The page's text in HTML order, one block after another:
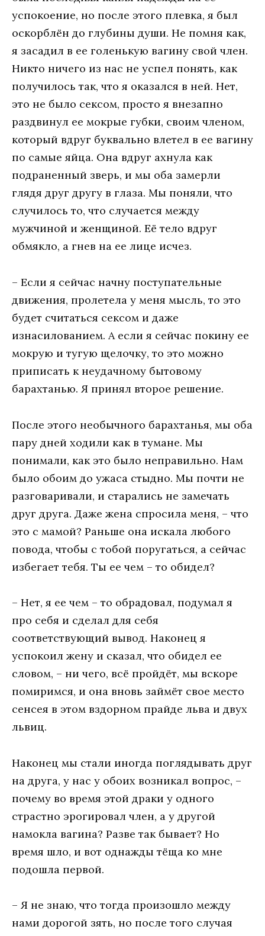
успокоение, но после этого плевка, я был
оскорблён до глубины души. Не помня как,
я засадил в ее голенькую вагину свой член.
Никто ничего из нас не успел понять, как
получилось так, что я оказался в ней. Нет,
это не было сексом, просто я внезапно
раздвинул ее мокрые губки, своим членом,
который вдруг буквально влетел в ее вагину
по самые яйца. Она вдруг ахнула как
подраненный зверь, и мы оба замерли
глядя друг другу в глаза. Мы поняли, что
случилось то, что случается между
мужчиной и женщиной. Её тело вдруг
обмякло, а гнев на ее лице исчез.
– Если я сейчас начну поступательные
движения, пролетела у меня мысль, то это
будет считаться сексом и даже
изнасилованием. А если я сейчас покину ее
мокрую и тугую щелочку, то это можно
приписать к неудачному бытовому
барахтанью. Я принял второе решение.
После этого необычного барахтанья, мы оба
пару дней ходили как в тумане. Мы
понимали, как это было неправильно. Нам
было обоим до ужаса стыдно. Мы почти не
разговаривали, и старались не замечать
друг друга. Даже жена спросила меня, – что
это с мамой? Раньше она искала любого
повода, чтобы с тобой поругаться, а сейчас
избегает тебя. Ты ее чем – то обидел?
– Нет, я ее чем – то обрадовал, подумал я
про себя и сделал для себя
соответствующий вывод. Наконец я
успокоил жену и сказал, что обидел ее
словом, – ни чего, всё пройдёт, мы вскоре
помиримся, и она вновь займёт свое место
сенсея в этом вздорном прайде льва и двух
львиц.
Наконец мы стали иногда поглядывать друг
на друга, у нас у обоих возникал вопрос, –
почему во время этой драки у одного
страстно эрогировал член, а у другой
намокла вагина? Разве так бывает? Но
время шло, и вот однажды тёща ко мне
подошла первой.
– Я не знаю, что тогда произошло между
нами дорогой зять, но после того случая